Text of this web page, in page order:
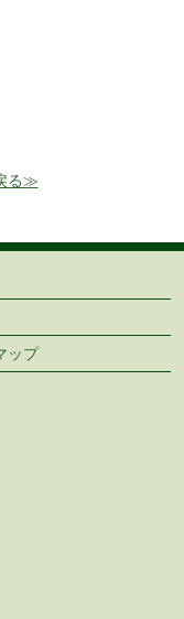
ップ
る≫